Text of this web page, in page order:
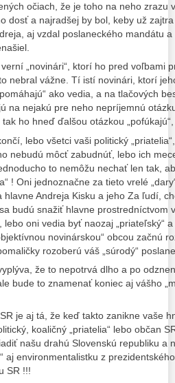
očiach, že je toho na neho zrazu
dosť a najradšej by bol, keby už
aj vzdal poslaneckého mandátu
„novinári“, ktorí ho pred voľbami
nebral vážne. Tí istí novinári, ktorí
ako vedia, a na tlačových
na nejakú pre neho nepríjemnú
tak ho hneď ďalšou otázkou
lebo všetci vaši politický
nebudú môcť zabudnúť, lebo ich
to nemôžu nechať len tak,
! Oni jednoznačne za tieto vrelé
hlavne Andreja Kisku a jeho Za ľudí,
budú snažiť hlavne prostredníctvom
oni vedia byť naozaj „priateľský“
novinárskou“ obcou začnú
rozoberú váš „súrodý“
že to nepotrvá dlho a po
bude to znamenať koniec aj vášho
je aj tá, že keď takto zanikne vaše
koaličný „priatelia“ lebo občan
našu drahú Slovenskú republiku a
aj environmentalistku z
SR !!!